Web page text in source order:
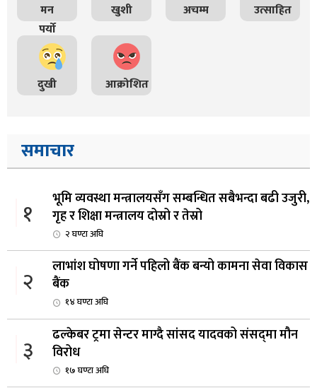
मन
पर्यो
खुशी अचम्म उत्साहित
दुखी आक्रोशित
समाचार
१
भूमि व्यवस्था मन्त्रालयसँग सम्बन्धित सबैभन्दा बढी उजुरी,
गृह र शिक्षा मन्त्रालय दोस्रो र तेस्रो
२ घण्टा अघि
२
लाभांश घोषणा गर्ने पहिलो बैंक बन्यो कामना सेवा विकास
बैंक
१४ घण्टा अघि
३
ढल्केबर ट्रमा सेन्टर माग्दै सांसद यादवको संसद्‌मा मौन
विरोध
१७ घण्टा अघि